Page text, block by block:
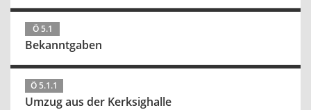
Ö 5.1
Bekanntgaben
Ö 5.1.1
Umzug aus der Kerksighalle